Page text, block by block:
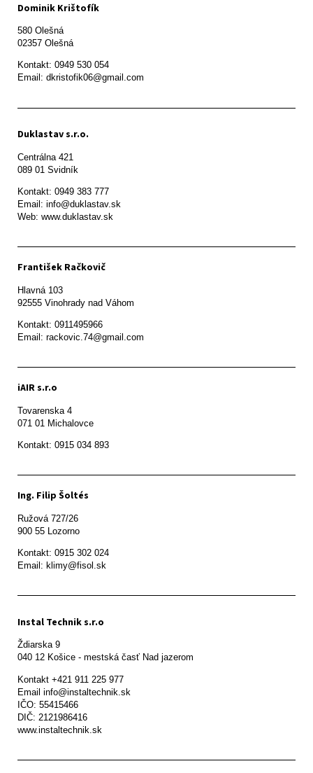
Dominik Krištofík
580 Olešná
Kontakt: 0949 530 054
Email: dkristofik06@gmail.com
Duklastav s.r.o.
Centrálna 421
089 01 Svidník
Kontakt: 0949 383 777
Email: info@duklastav.sk
Web: www.duklastav.sk
František Račkovič
Hlavná 103
92555 Vinohrady nad Váhom
Kontakt: 0911495966
Email: rackovic.74@gmail.com
iAIR s.r.o
Tovarenska 4
071 01 Michalovce
Ing. Filip Šoltés
Ružová 727/26
900 55 Lozorno
Kontakt: 0915 302 024
Email: klimy@fisol.sk
Instal Technik s.r.o
Ždiarska 9
Kontakt +421 911 225 977
Email info@instaltechnik.sk
IČO: 55415466
DIČ: 2121986416
www.instaltechnik.sk